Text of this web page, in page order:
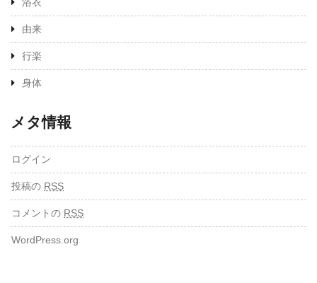
浴衣
由来
行楽
身体
メタ情報
ログイン
投稿の RSS
コメントの RSS
WordPress.org